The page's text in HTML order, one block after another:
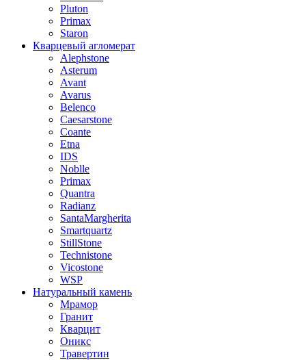
Pluton
Primax
Staron
Кварцевый агломерат
Alephstone
Asterum
Avant
Avarus
Belenco
Caesarstone
Coante
Etna
IDS
Noblle
Primax
Quantra
Radianz
SantaMargherita
Smartquartz
StillStone
Technistone
Vicostone
WSP
Натуральный камень
Мрамор
Гранит
Кварцит
Оникс
Травертин